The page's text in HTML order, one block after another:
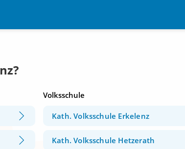
Volksschule
Kath. Volksschule Erkelenz
Kath. Volksschule Hetzerath